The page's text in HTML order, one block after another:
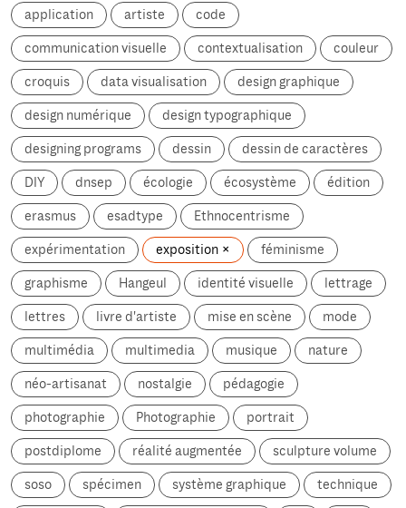
application artiste code
communication visuelle contextualisation couleur
croquis data visualisation design graphique
design numérique design typographique
designing programs dessin dessin de caractères
DIY dnsep écologie écosystème édition
erasmus esadtype Ethnocentrisme
expérimentation exposition féminisme
graphisme Hangeul identité visuelle lettrage
lettres livre d'artiste mise en scène mode
multimédia multimedia musique nature
néo-artisanat nostalgie pédagogie
photographie Photographie portrait
postdiplome réalité augmentée sculpture volume
soso spécimen système graphique technique